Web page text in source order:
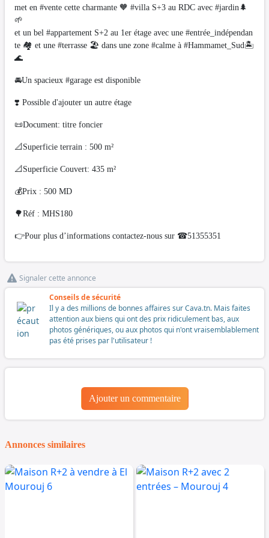
met en #vente cette charmante 🧡 #villa S+3 au RDC avec #jardin🌲
🌱
et un bel #appartement S+2 au 1er étage avec une #entrée_indépendan
te 🏘 et une #terrasse 🏖 dans une zone #calme à #Hammamet_Sud🏝
🌊
🚘Un spacieux #garage est disponible
❣️ Possible d'ajouter un autre étage
📜Document: titre foncier
📐Superficie terrain : 500 m²
📐Superficie Couvert: 435 m²
💰Prix : 500 MD
🌳Réf : MHS180
👉Pour plus d’informations contactez-nous sur ☎51355351
Signaler cette annonce
Conseils de sécurité
Il y a des millions de bonnes affaires sur Cava.tn. Mais faites
attention aux biens qui ont des prix ridiculement bas, aux
photos génériques, ou aux photos qui n'ont vraisemblablement
pas été prises par l'utilisateur !
Ajouter un commentaire
Annonces similaires